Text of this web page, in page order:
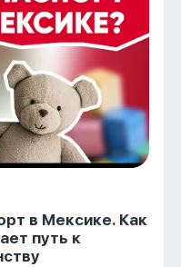
в Мексике. Как
путь к